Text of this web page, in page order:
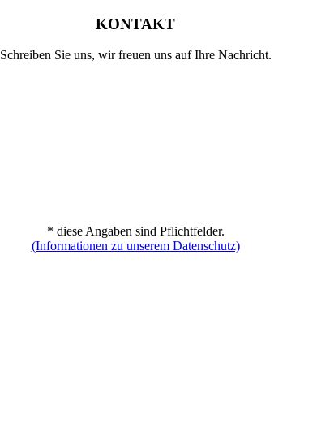
KONTAKT
Schreiben Sie uns, wir freuen uns auf Ihre Nachricht.
* diese Angaben sind Pflichtfelder.
(Informationen zu unserem Datenschutz)